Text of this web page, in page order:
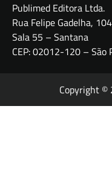
Publimed Editora Ltda.
Rua Felipe Gadelha, 104
Sala 55 – Santana
CEP: 02012-120 – São
Copyright ©